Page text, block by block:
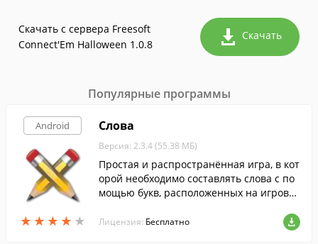
Скачать с сервера Freesoft
Connect'Em Halloween 1.0.8
Скачать
Популярные программы
Android
★ ★ ★ ★ ★
★ ★ ★ ★ ★
Слова
Версия: 2.3.4 (55.38 МБ)
Простая и распространённая игра, в кот
орой необходимо составлять слова с по
мощью букв, расположенных на игрово
Лицензия: Бесплатно